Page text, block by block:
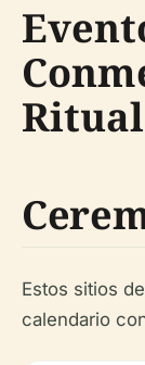
Estos sitios
calendario